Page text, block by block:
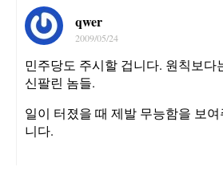
qwer
2009/05/24
민주당도 주시할 겁니다. 원칙보다
신팔린 놈들.
일이 터졌을 때 제발 무능함을 보
니다.